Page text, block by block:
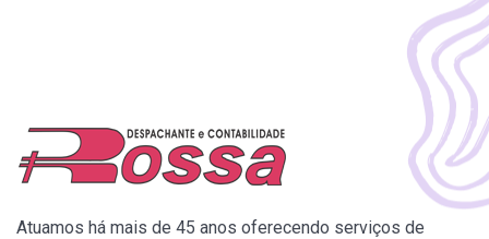
Atuamos há mais de 45 anos oferecendo serviços de